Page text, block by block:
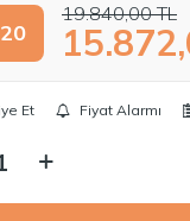
20
19.840,00TL
Et Fiyat Alarmı